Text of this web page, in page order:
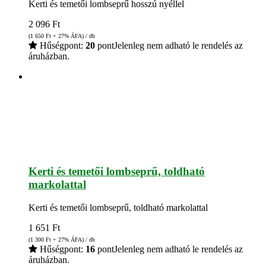
Kerti és temetői lombseprű hosszú nyéllel
2 096 Ft
(1 650 Ft + 27% ÁFA) / db
Hűségpont: 20 pontJelenleg nem adható le rendelés az
áruházban.
Kerti és temetői lombseprű, toldható
markolattal
Kerti és temetői lombseprű, toldható markolattal
1 651 Ft
(1 300 Ft + 27% ÁFA) / db
Hűségpont: 16 pontJelenleg nem adható le rendelés az
áruházban.